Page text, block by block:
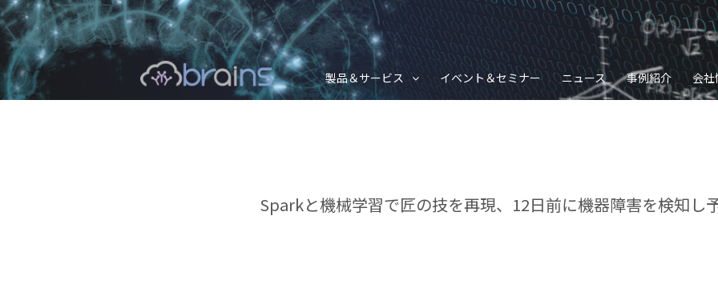
製品＆サービス イベント＆セミナー ニュース 事例紹介 会社
Sparkと機械学習で匠の技を再現、12日前に機器障害を検知し